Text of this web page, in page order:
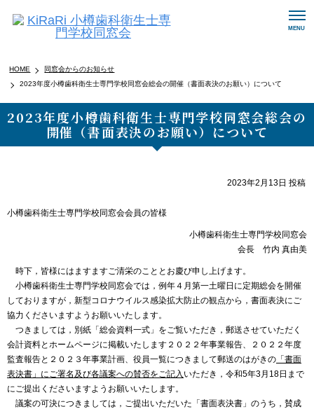
メ
ー
ボ
MENU
HOME
同窓会からのお知らせ
2023年度小樽歯科衛生士専門学校同窓会総会の開催（書面表決のお願い）について
2023年度小樽歯科衛生士専門学校同窓会総会の
開催（書面表決のお願い）について
2023年2月13日 投稿
小樽歯科衛生士専門学校同窓会会員の皆様
小樽歯科衛生士専門学校同窓会
会長 竹内 真由美
時下，皆様にはますますご清栄のこととお慶び申し上げます。
小樽歯科衛生士専門学校同窓会では，例年４月第一土曜日に定期総会を開催
しておりますが，新型コロナウイルス感染拡大防止の観点から，書面表決にご
協力くださいますようお願いいたします。
つきましては，別紙「総会資料一式」をご覧いただき，郵送させていただく
会計資料とホームページに掲載いたします２０２２年事業報告、２０２２年度
監査報告と２０２３年事業計画、役員一覧につきまして郵送のはがきの 「書面
表決書」にご署名及び各議案への賛否をご記入 いただき，令和5年3月18日まで
にご提出くださいますようお願いいたします。
議案の可決につきましては，ご提出いただいた「書面表決書」のうち，賛成